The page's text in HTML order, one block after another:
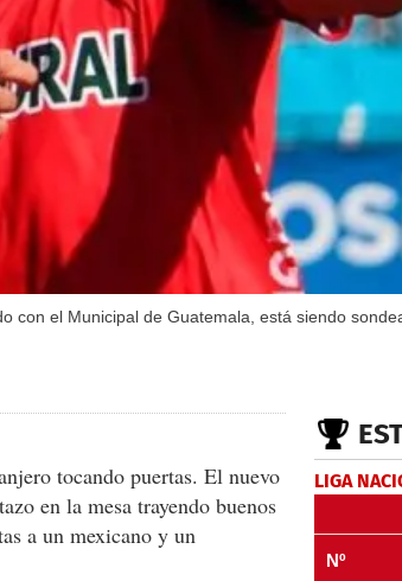
con el Municipal de Guatemala, está siendo
tocando puertas. El nuevo
en la mesa trayendo buenos
a un mexicano y un
LIGA